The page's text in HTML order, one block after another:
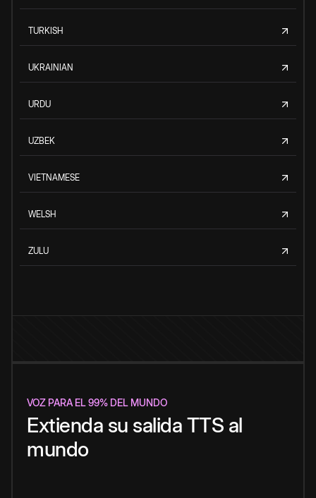
TURKISH
UKRAINIAN
URDU
UZBEK
VIETNAMESE
WELSH
ZULU
VOZ PARA EL 99% DEL MUNDO
Extienda su salida TTS al
mundo